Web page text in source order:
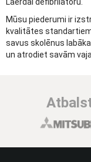
Mūsu piederumi ir
kvalitātes
savus skolēnus
un atrodiet savām